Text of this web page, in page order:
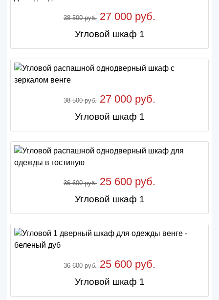
38 500 руб. 27 000 руб.
Угловой шкаф 1
38 500 руб. 27 000 руб.
Угловой шкаф 1
36 600 руб. 25 600 руб.
Угловой шкаф 1
36 600 руб. 25 600 руб.
Угловой шкаф 1